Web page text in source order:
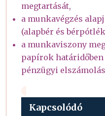
megtartását,
a munkavégzés
(alapbér és
a munkaviszony
papírok határidőben
pénzügyi
Kapcsolódó